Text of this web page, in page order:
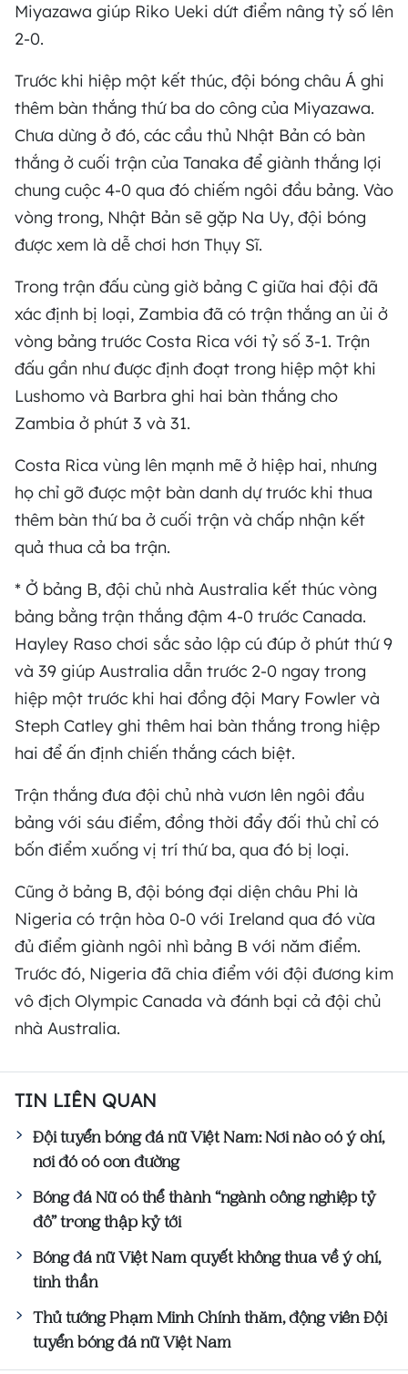
Miyazawa giúp Riko Ueki dứt điểm nâng tỷ số lên
2-0.
Trước khi hiệp một kết thúc, đội bóng châu Á ghi
thêm bàn thắng thứ ba do công của Miyazawa.
Chưa dừng ở đó, các cầu thủ Nhật Bản có bàn
thắng ở cuối trận của Tanaka để giành thắng lợi
chung cuộc 4-0 qua đó chiếm ngôi đầu bảng. Vào
vòng trong, Nhật Bản sẽ gặp Na Uy, đội bóng
được xem là dễ chơi hơn Thụy Sĩ.
Trong trận đấu cùng giờ bảng C giữa hai đội đã
xác định bị loại, Zambia đã có trận thắng an ủi ở
vòng bảng trước Costa Rica với tỷ số 3-1. Trận
đấu gần như được định đoạt trong hiệp một khi
Lushomo và Barbra ghi hai bàn thắng cho
Zambia ở phút 3 và 31.
Costa Rica vùng lên mạnh mẽ ở hiệp hai, nhưng
họ chỉ gỡ được một bàn danh dự trước khi thua
thêm bàn thứ ba ở cuối trận và chấp nhận kết
quả thua cả ba trận.
* Ở bảng B, đội chủ nhà Australia kết thúc vòng
bảng bằng trận thắng đậm 4-0 trước Canada.
Hayley Raso chơi sắc sảo lập cú đúp ở phút thứ 9
và 39 giúp Australia dẫn trước 2-0 ngay trong
hiệp một trước khi hai đồng đội Mary Fowler và
Steph Catley ghi thêm hai bàn thắng trong hiệp
hai để ấn định chiến thắng cách biệt.
Trận thắng đưa đội chủ nhà vươn lên ngôi đầu
bảng với sáu điểm, đồng thời đẩy đối thủ chỉ có
bốn điểm xuống vị trí thứ ba, qua đó bị loại.
Cũng ở bảng B, đội bóng đại diện châu Phi là
Nigeria có trận hòa 0-0 với Ireland qua đó vừa
đủ điểm giành ngôi nhì bảng B với năm điểm.
Trước đó, Nigeria đã chia điểm với đội đương kim
vô địch Olympic Canada và đánh bại cả đội chủ
nhà Australia.
TIN LIÊN QUAN
Đội tuyển bóng đá nữ Việt Nam: Nơi nào có ý chí,
nơi đó có con đường
Bóng đá Nữ có thể thành “ngành công nghiệp tỷ
đô” trong thập kỷ tới
Bóng đá nữ Việt Nam quyết không thua về ý chí,
tinh thần
Thủ tướng Phạm Minh Chính thăm, động viên Đội
tuyển bóng đá nữ Việt Nam